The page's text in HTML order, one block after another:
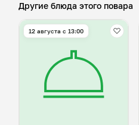
Другие блюда этого повара
12 августа с 13:00